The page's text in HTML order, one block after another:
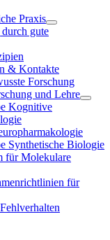
Praxis
gute
& Kontakte
Forschung
und Lehre
Kognitive
Synthetische Biologie
für Molekulare
für